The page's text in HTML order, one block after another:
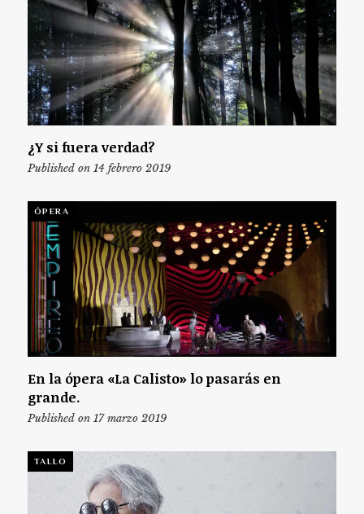
¿Y si fuera verdad?
Published on 14 febrero 2019
ÓPERA
En la ópera «La Calisto» lo pasarás en
grande.
Published on 17 marzo 2019
TALLO